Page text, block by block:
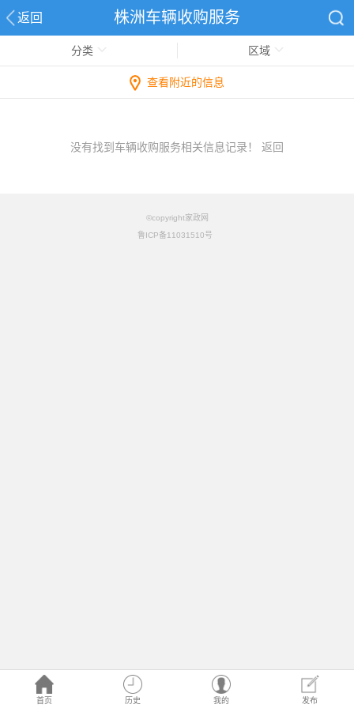
返回 株洲车辆收购服务
首页 历史 我的 发布
分类 区域
查看附近的信息
没有找到车辆收购服务相关信息记录！ 返回
©copyright家政网
鲁ICP备11031510号